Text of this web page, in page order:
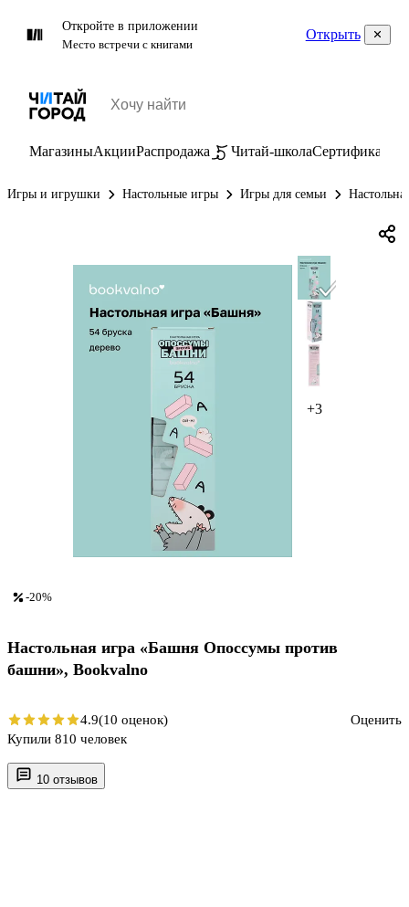
Откройте в приложении
Место встречи с книгами
Открыть
МагазиныАкцииРаспродажа Читай-школаСертификаты
Игры и игрушки Настольные игры Игры для семьи
+3
10 отзывов
-20%
Настольная игра «Башня Опоссумы против
башни», Bookvalno
4.9(10 оценок)
Оценить
Купили 810 человек